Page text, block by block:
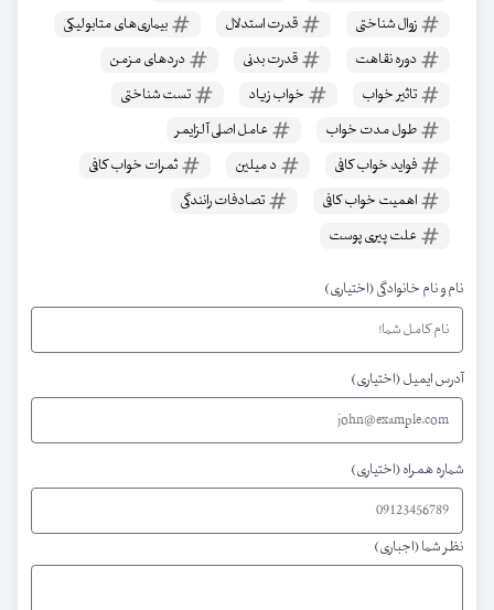
زوال شناختی
قدرت استدلال
بیماری‌های متابولیکی
دوره نقاهت
قدرت بدنی
دردهای مزمن
تاثیر خواب
خواب زیاد
تست‌ شناختی
طول مدت خواب
عامل اصلی آلزایمر
فواید خواب کافی
د میلین
ثمرات خواب کافی
اهمیت خواب کافی
تصادفات رانندگی
علت پیری پوست
نام و نام خانوادگی (اختیاری)
آدرس ایمیل (اختیاری)
شماره همراه (اختیاری)
نظر شما (اجباری)